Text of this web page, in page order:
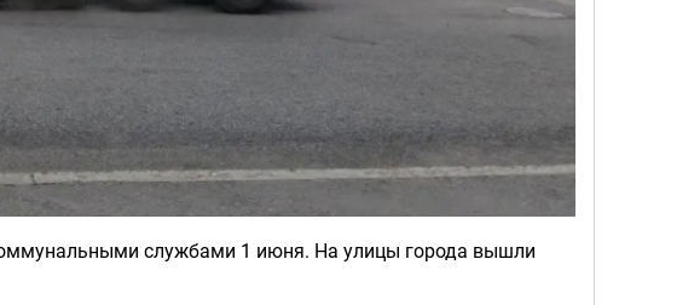
службами 1 июня. На улицы города вышли